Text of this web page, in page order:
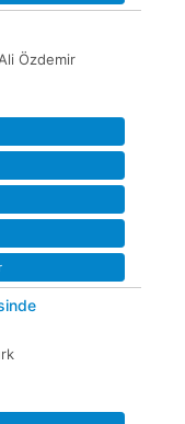
Özdemir